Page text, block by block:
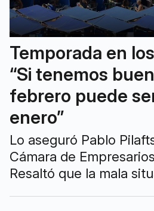
Temporada en
“Si tenemos
febrero puede
enero”
Lo aseguró Pablo
Cámara de
Resaltó que la mala